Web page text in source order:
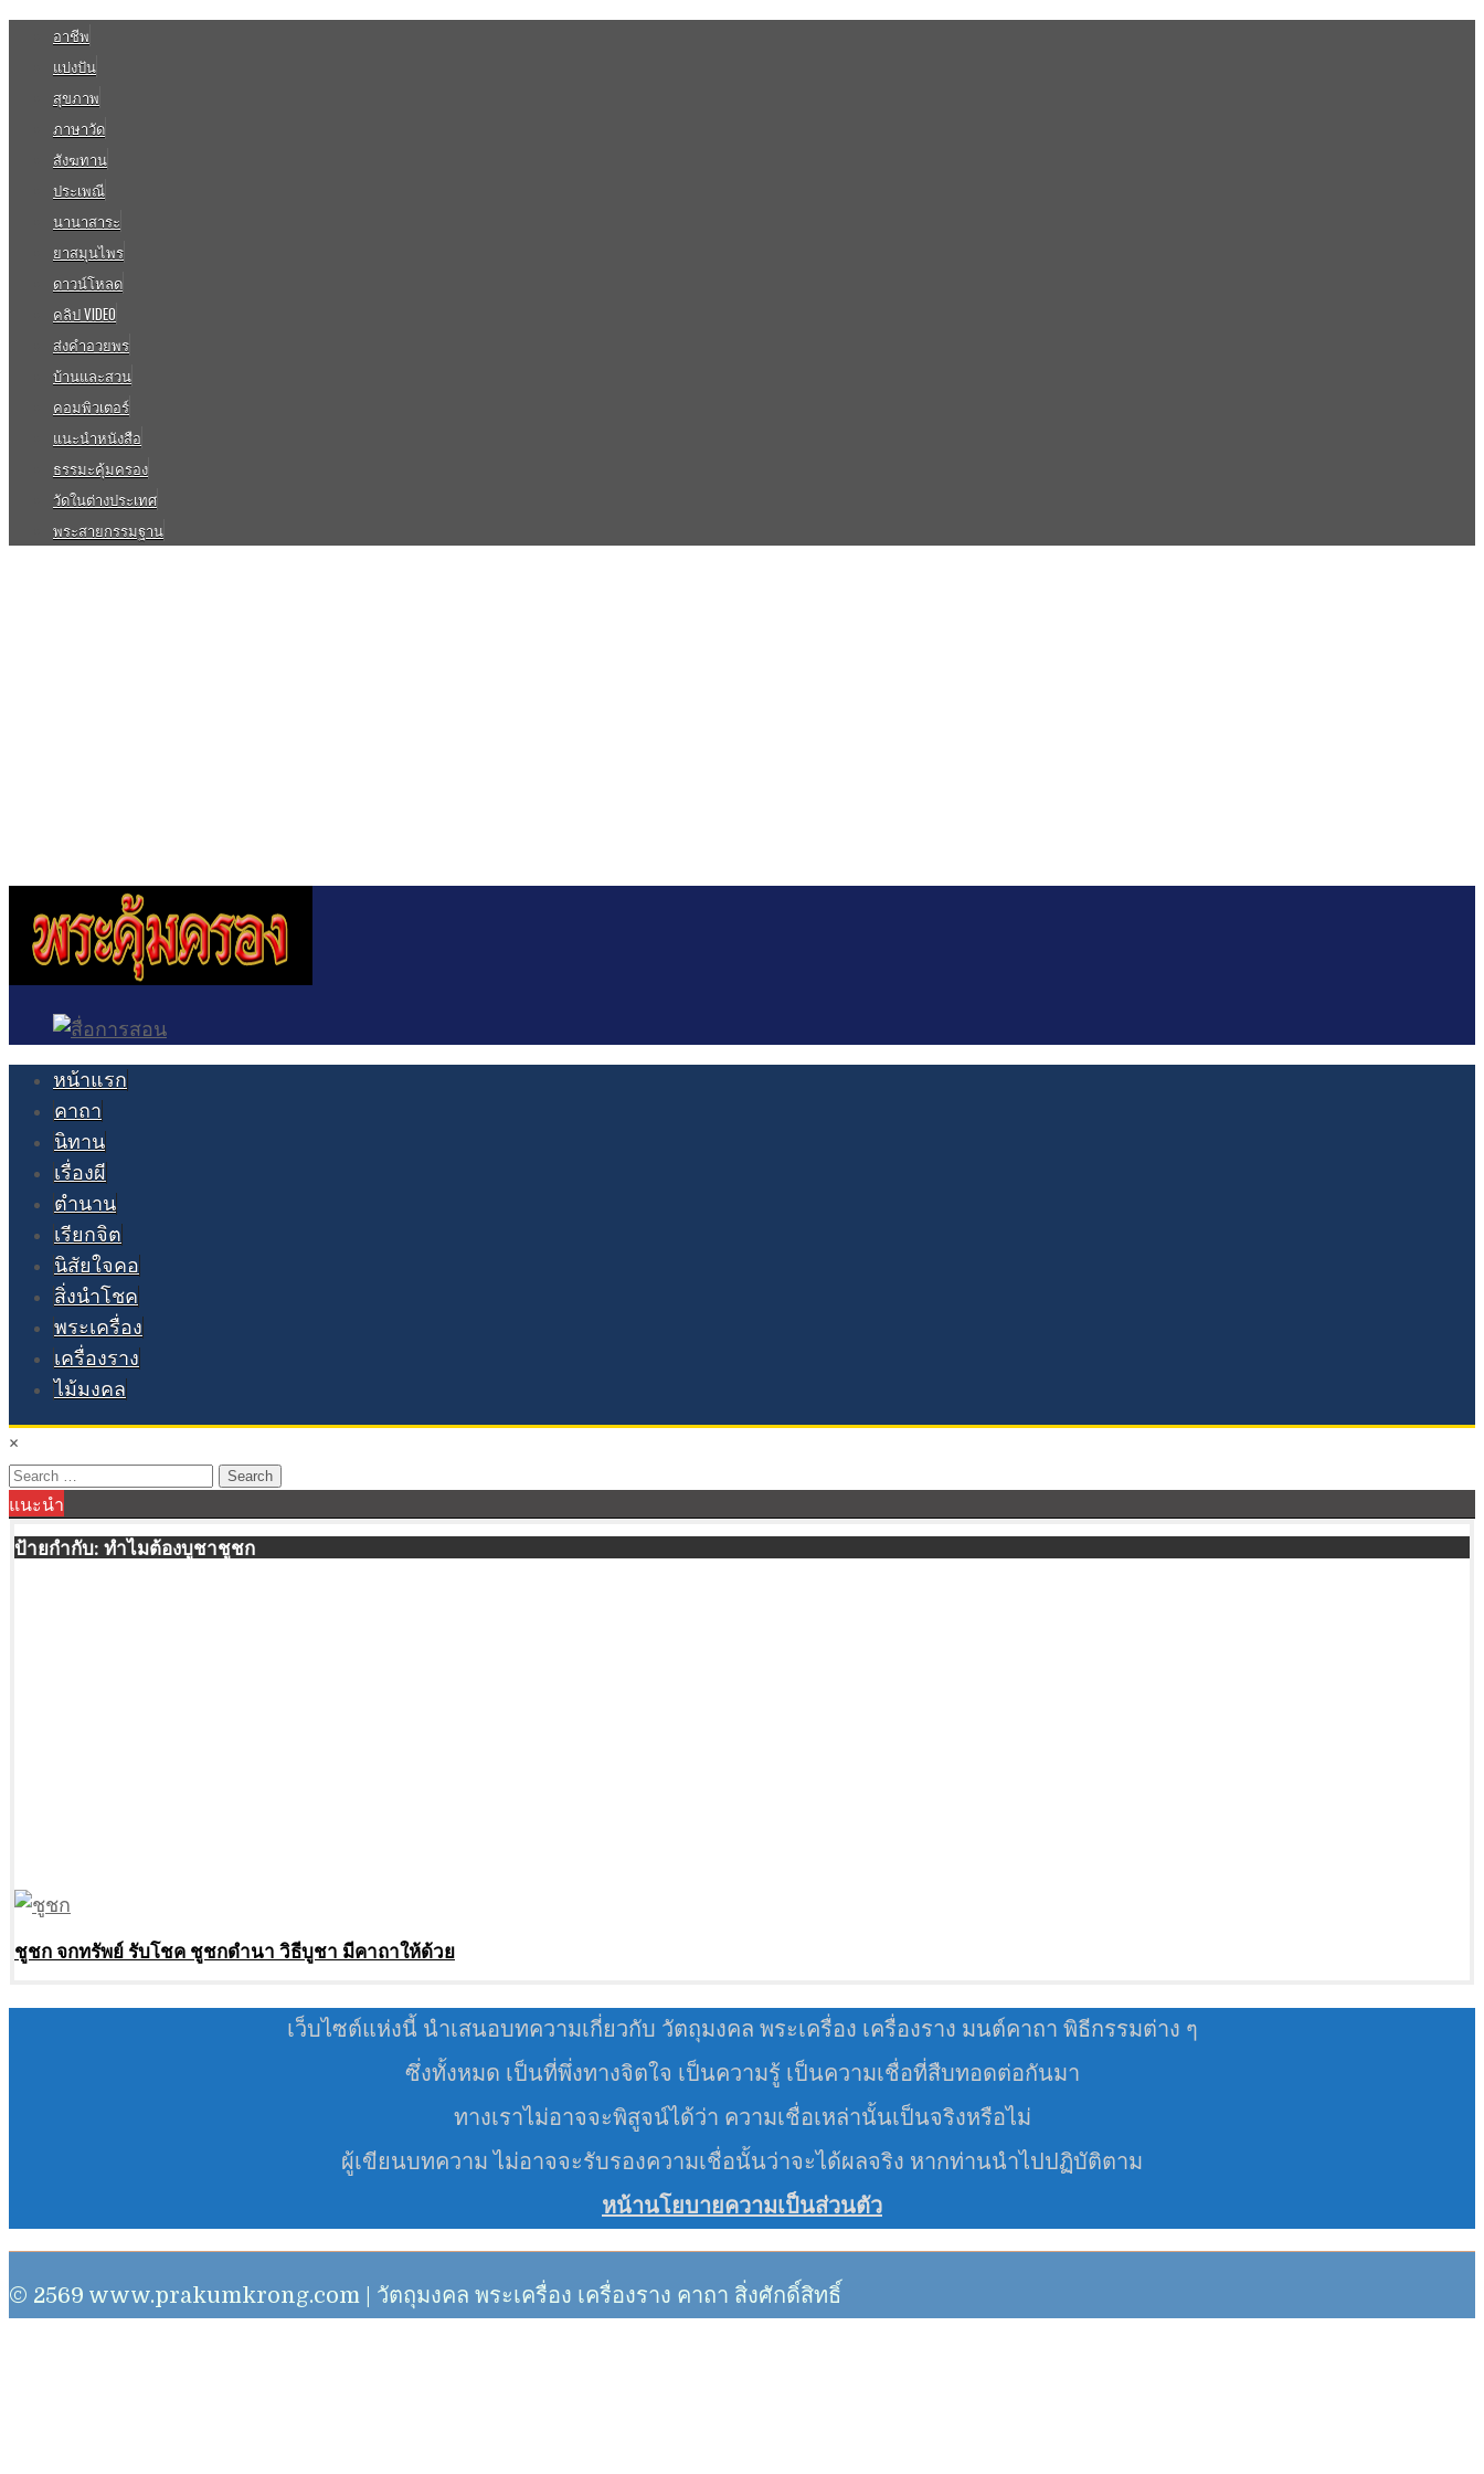
อาชีพ
แบ่งปัน
สุขภาพ
ภาษาวัด
สังฆทาน
ประเพณี
นานาสาระ
ยาสมุนไพร
ดาวน์โหลด
คลิป VIDEO
ส่งคำอวยพร
บ้านและสวน
คอมพิวเตอร์
แนะนำหนังสือ
ธรรมะคุ้มครอง
วัดในต่างประเทศ
พระสายกรรมฐาน
หน้าแรก
คาถา
นิทาน
เรื่องผี
ตำนาน
เรียกจิต
นิสัยใจคอ
สิ่งนำโชค
พระเครื่อง
เครื่องราง
ไม้มงคล
×
Search
for:
แนะนำ
ป้ายกำกับ: ทำไมต้องบูชาชูชก
ชูชก จกทรัพย์ รับโชค ชูชกดำนา วิธีบูชา มีคาถาให้ด้วย
เว็บไซต์แห่งนี้ นำเสนอบทความเกี่ยวกับ วัตถุมงคล พระเครื่อง เครื่องราง มนต์คาถา พิธีกรรมต่าง ๆ
ซึ่งทั้งหมด เป็นที่พึ่งทางจิตใจ เป็นความรู้ เป็นความเชื่อที่สืบทอดต่อกันมา
ทางเราไม่อาจจะพิสูจน์ได้ว่า ความเชื่อเหล่านั้นเป็นจริงหรือไม่
ผู้เขียนบทความ ไม่อาจจะรับรองความเชื่อนั้นว่าจะได้ผลจริง หากท่านนำไปปฏิบัติตาม
หน้านโยบายความเป็นส่วนตัว
© 2569 www.prakumkrong.com | วัตถุมงคล พระเครื่อง เครื่องราง คาถา สิ่งศักดิ์สิทธิ์